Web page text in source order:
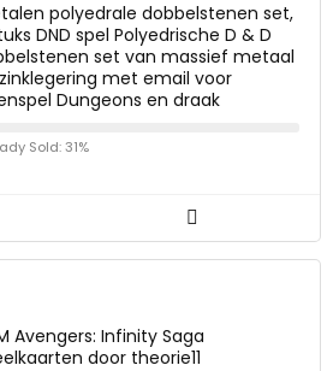
polyedrale dobbelstenen set,
DND spel Polyedrische D & D
set van massief metaal
met email voor
Dungeons en draak
Sold: 31%
Avengers: Infinity Saga
door theorie11